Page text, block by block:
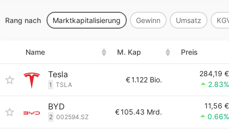
Rang nach Marktkapitalisierung Gewinn Umsatz
Name M. Kap Preis
Tesla
1 TSLA
€1.122 Bio.
284,19 €
2.83%
BYD
2 002594.SZ
€105.43 Mrd.
11,56 €
0.66%